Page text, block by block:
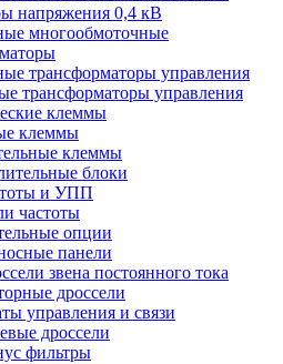
напряжения 0,4 кВ
многообмоточные
трансформаторы управления
трансформаторы управления
клеммы
клеммы
клеммы
блоки
и УПП
частоты
опции
панели
звена постоянного тока
дроссели
управления и связи
дроссели
фильтры